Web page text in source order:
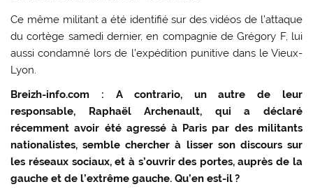
Ce même militant a été identifié sur des vidéos de l’attaque
du cortège samedi dernier, en compagnie de Grégory F, lui
aussi condamné lors de l’expédition punitive dans le Vieux-
Lyon.
Breizh-info.com : A contrario, un autre de leur
responsable, Raphaël Archenault, qui a déclaré
récemment avoir été agressé à Paris par des militants
nationalistes, semble chercher à lisser son discours sur
les réseaux sociaux, et à s’ouvrir des portes, auprès de la
gauche et de l’extrême gauche. Qu’en est-il ?